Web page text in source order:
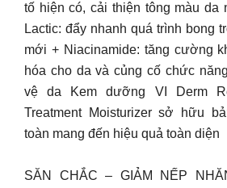
tố hiện có, cải thiện tông màu da
Lactic: đẩy nhanh quá trình bong
mới + Niacinamide: tăng cường
hóa cho da và củng cố chức
vệ da Kem dưỡng VI Derm
Treatment Moisturizer sở hữu
toàn mang đến hiệu quả toàn diện
SĂN CHẮC – GIẢM NẾP